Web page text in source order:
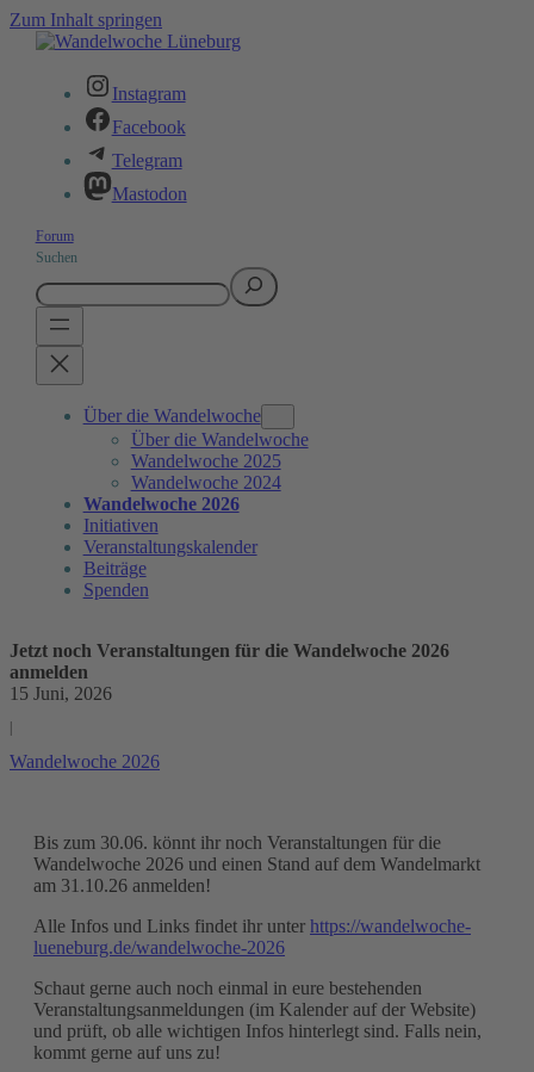
Zum Inhalt springen
Instagram
Facebook
Telegram
Mastodon
Forum
Suchen
Über die Wandelwoche
Über die Wandelwoche
Wandelwoche 2025
Wandelwoche 2024
Wandelwoche 2026
Initiativen
Veranstaltungskalender
Beiträge
Spenden
Jetzt noch Veranstaltungen für die Wandelwoche 2026
anmelden
15 Juni, 2026
Wandelwoche 2026
Bis zum 30.06. könnt ihr noch Veranstaltungen für die
Wandelwoche 2026 und einen Stand auf dem Wandelmarkt
am 31.10.26 anmelden!
Alle Infos und Links findet ihr unter https://wandelwoche-
lueneburg.de/wandelwoche-2026
Schaut gerne auch noch einmal in eure bestehenden
Veranstaltungsanmeldungen (im Kalender auf der Website)
und prüft, ob alle wichtigen Infos hinterlegt sind. Falls nein,
kommt gerne auf uns zu!